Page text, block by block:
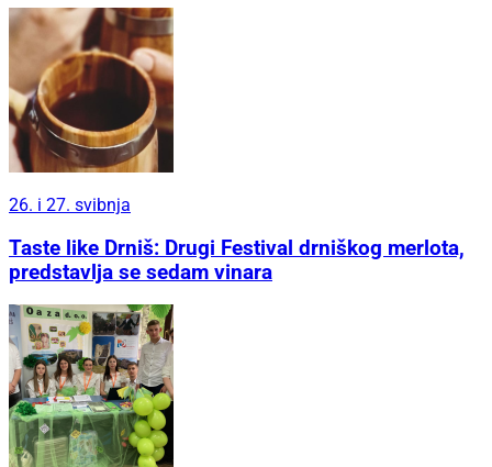
26. i 27. svibnja
Taste like Drniš: Drugi Festival drniškog merlota,
predstavlja se sedam vinara